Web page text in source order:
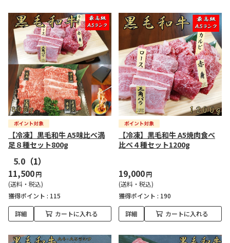
【冷凍】黒毛和牛 A5味比べ満
足８種セット800g
5.0 （1）
11,500円
(送料・税込)
獲得ポイント : 115
詳細 カートに入れる
【冷凍】黒毛和牛 A5焼肉食べ
比べ４種セット1200g
19,000円
(送料・税込)
獲得ポイント : 190
詳細 カートに入れる